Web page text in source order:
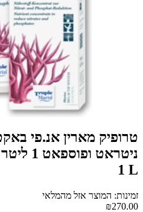
טרופיק מארין אנ.פי
1 L
זמינות: המוצר אזל מהמלאי
₪270.00